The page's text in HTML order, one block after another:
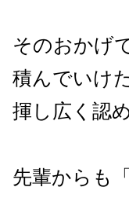
そのおかげ
積んでいけ
揮し広く認
先輩からも